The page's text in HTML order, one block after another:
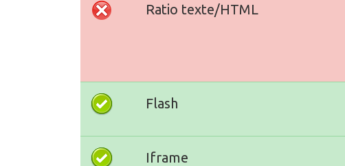
Ratio texte/HTML
Flash
Iframe